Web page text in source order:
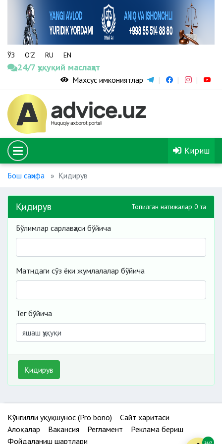
ЎЗ O‘Z RU EN
24/7 ҳуқуқий маслаҳат
Махсус имкониятлар
Кириш
Бош саҳифа Қидирув
Қидирув Топилган натижалар 0 та
Бўлимлар сарлавҳаси бўйича
Матндаги сўз ёки жумлалалар бўйича
Тег бўйича
Қидирув
Кўнгилли ҳуқуқшунос (Pro bono)
Сайт харитаси
Алоқалар
Вакансия Регламент
Реклама бериш
Фойдаланиш шартлари
24/7